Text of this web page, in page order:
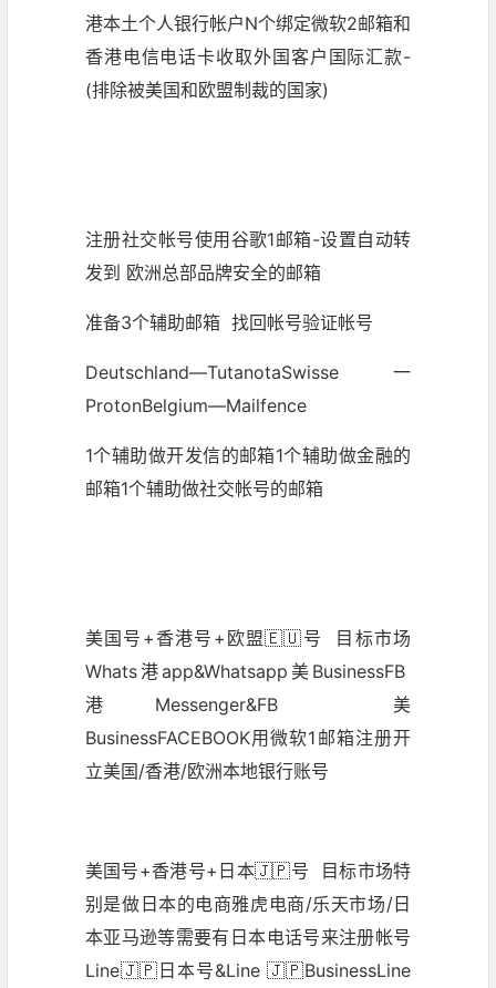
港本土个人银行帐户N个绑定微软2邮箱和
香港电信电话卡收取外国客户国际汇款-
(排除被美国和欧盟制裁的国家)
注册社交帐号使用谷歌1邮箱-设置自动转
发到 欧洲总部品牌安全的邮箱
准备3个辅助邮箱 找回帐号验证帐号
Deutschland—TutanotaSwisse一
ProtonBelgium—Mailfence
1个辅助做开发信的邮箱1个辅助做金融的
邮箱1个辅助做社交帐号的邮箱
美国号+香港号+欧盟🇪🇺号 目标市场
Whats港app&Whatsapp美BusinessFB
港Messenger&FB 美
BusinessFACEBOOK用微软1邮箱注册开
立美国/香港/欧洲本地银行账号
美国号+香港号+日本🇯🇵号 目标市场特
别是做日本的电商雅虎电商/乐天市场/日
本亚马逊等需要有日本电话号来注册帐号
Line🇯🇵日本号&Line 🇯🇵BusinessLine